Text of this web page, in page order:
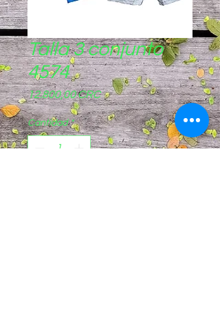
Talla 3 conjunto
4574
12.800,00 CRCPrecio
Cantidad *